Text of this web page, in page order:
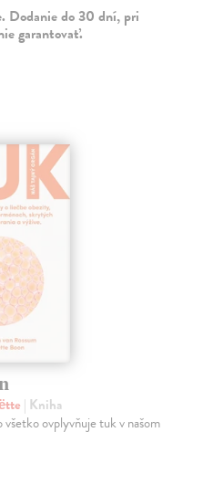
Dodanie do 30 dní, pri
garantovať.
| Kniha
všetko ovplyvňuje tuk v našom